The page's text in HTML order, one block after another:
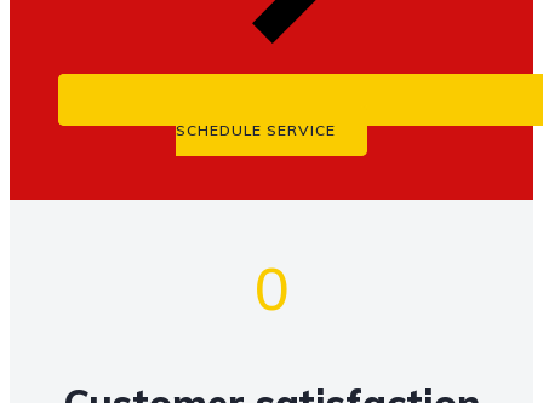
SCHEDULE SERVICE
0